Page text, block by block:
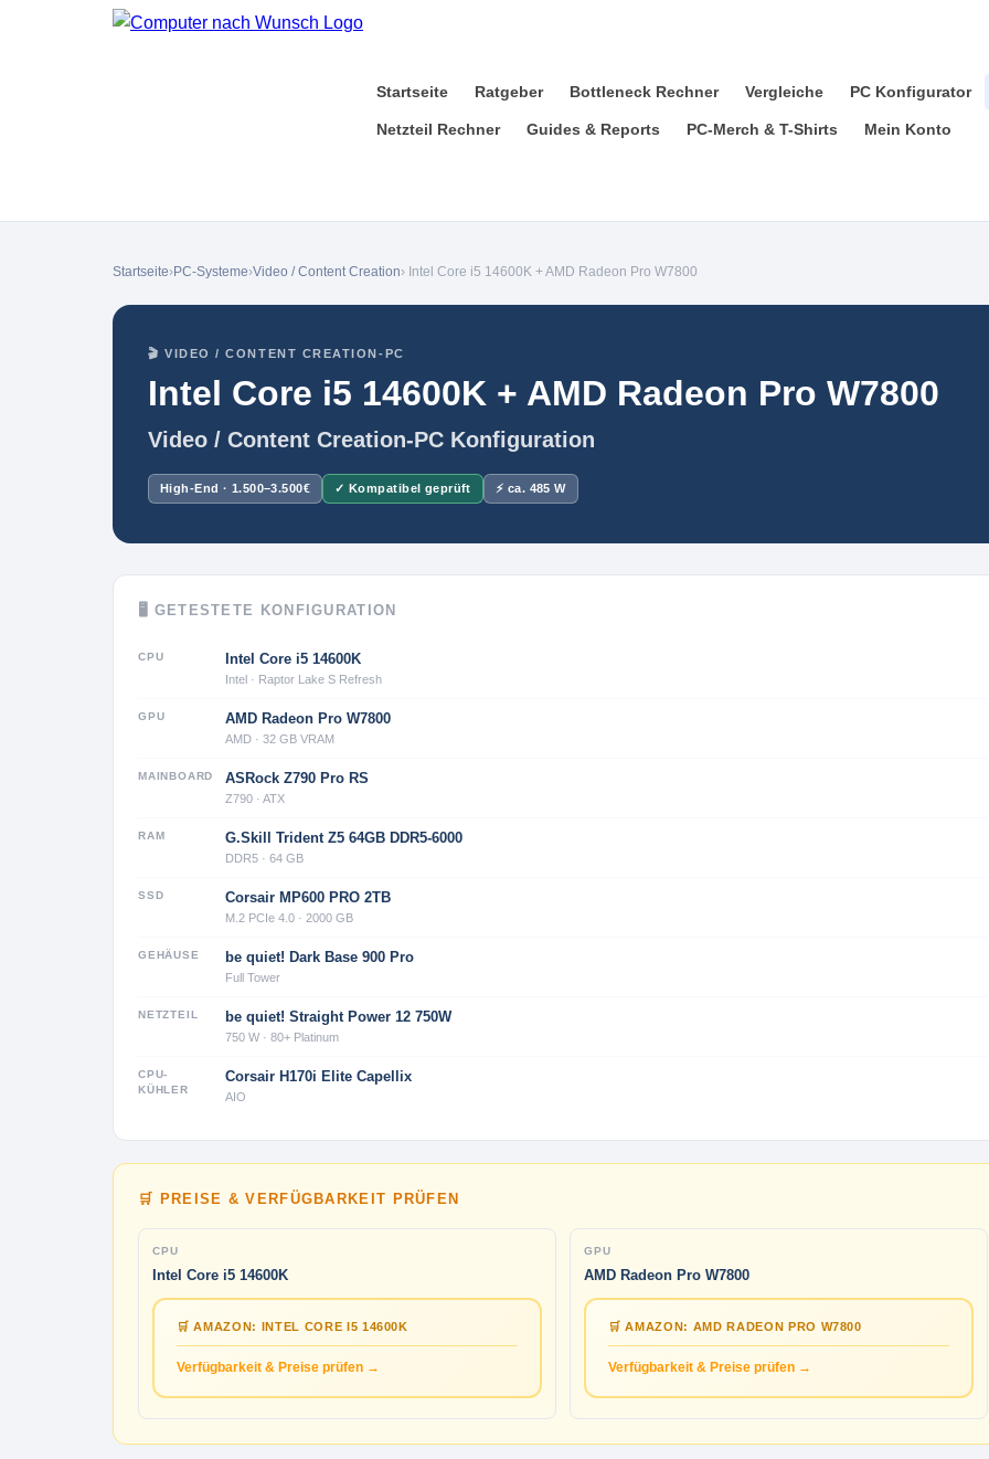
Startseite Ratgeber Bottleneck Rechner Vergleiche PC Konfigurator
Netzteil Rechner Guides & Reports PC-Merch & T-Shirts Mein Konto
Startseite›PC-Systeme›Video / Content Creation› Intel Core i5 14600K + AMD Radeon Pro W7800
🎬 VIDEO / CONTENT CREATION-PC
Intel Core i5 14600K + AMD Radeon Pro W7800
Video / Content Creation-PC Konfiguration
High-End · 1.500–3.500€ ✓ Kompatibel geprüft ⚡ ca. 485 W
🖥 GETESTETE KONFIGURATION
CPU Intel Core i5 14600K
Intel · Raptor Lake S Refresh
GPU AMD Radeon Pro W7800
AMD · 32 GB VRAM
MAINBOARD ASRock Z790 Pro RS
Z790 · ATX
RAM G.Skill Trident Z5 64GB DDR5-6000
DDR5 · 64 GB
SSD Corsair MP600 PRO 2TB
M.2 PCIe 4.0 · 2000 GB
GEHÄUSE be quiet! Dark Base 900 Pro
Full Tower
NETZTEIL be quiet! Straight Power 12 750W
750 W · 80+ Platinum
CPU-
KÜHLER
Corsair H170i Elite Capellix
AIO
🛒 PREISE & VERFÜGBARKEIT PRÜFEN
CPU
Intel Core i5 14600K
🛒 AMAZON: INTEL CORE I5 14600K
Verfügbarkeit & Preise prüfen →
GPU
AMD Radeon Pro W7800
🛒 AMAZON: AMD RADEON PRO W7800
Verfügbarkeit & Preise prüfen →